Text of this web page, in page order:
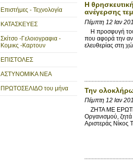
Επιστήμες - Τεχνολογία
ΚΑΤΑΣΚΕΥΕΣ
Σκίτσο -Γελοιογραφια -
Κομικς -Καρτουν
ΕΠΙΣΤΟΛΕΣ
ΑΣΤΥΝΟΜΙΚΑ ΝΕΑ
ΠΡΩΤΟΣΕΛΙΔΟ του μήνα
Η
ανέγερσης
Πέμπτη 12 Ιαν
Η προσφυγή του
που αφορά την
ελευθερίας στη
Την
Πέμπτη 12 Ιαν
ΖΗΤΑ ΜΕ
Οργανισμού, ζητά
Αριστεράς Νίκος